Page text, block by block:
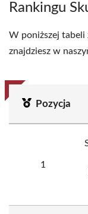
Rankingu
W poniższej tabeli
znajdziesz w
Pozycja
1